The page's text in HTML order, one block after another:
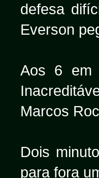
defesa
Everson
Aos 6 em
Marcos
Dois
para fora